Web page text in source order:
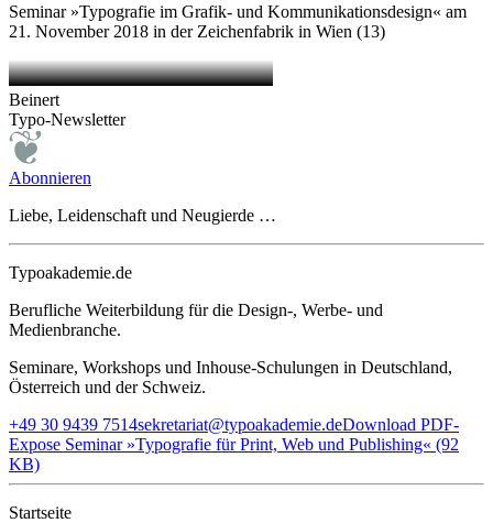
Seminar »Typografie im Grafik- und Kommunikationsdesign« am
21. November 2018 in der Zeichenfabrik in Wien (13)
Beinert
Typo-Newsletter
Abonnieren
Liebe, Leidenschaft und Neugierde …
Typoakademie.de
Berufliche Weiterbildung für die Design-, Werbe- und
Medienbranche.
Seminare, Workshops und Inhouse-Schulungen in Deutschland,
Österreich und der Schweiz.
+49 30 9439 7514sekretariat@typoakademie.deDownload PDF-
Expose Seminar »Typografie für Print, Web und Publishing« (92
KB)
Startseite